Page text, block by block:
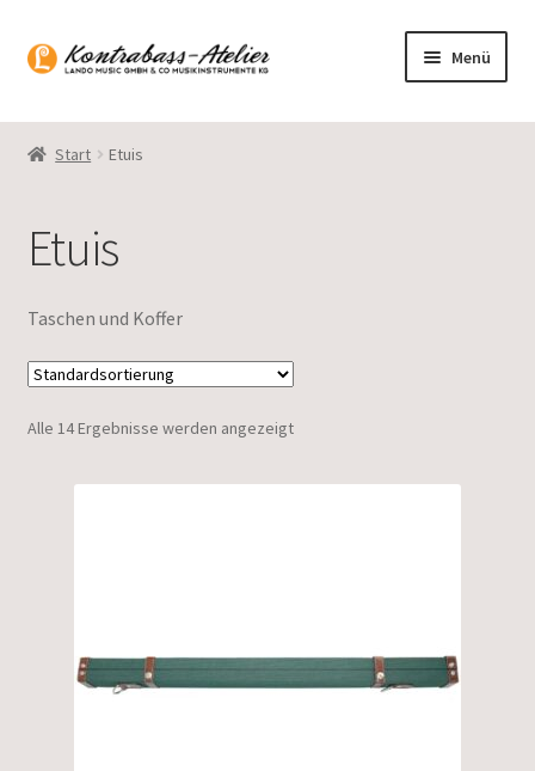
Zur
Navigation
Zum
Inhalt
Menü
Startseite
Sortiment
Gasparo Bass
Presto Strings
Deutsch
Start Etuis
Etuis
Taschen und Koffer
Alle 14 Ergebnisse werden angezeigt